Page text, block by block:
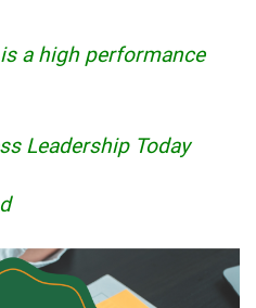
a high performance
Leadership Today